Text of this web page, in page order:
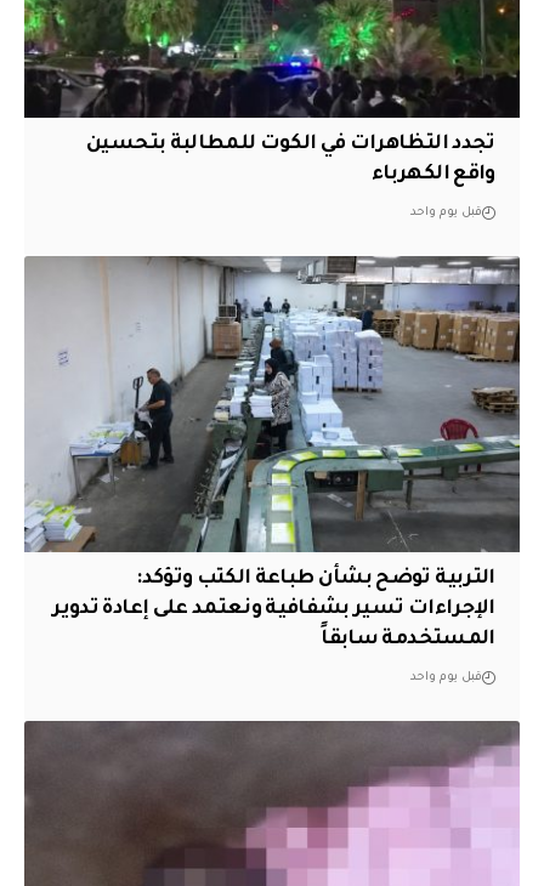
تجدد التظاهرات في الكوت للمطالبة بتحسين
واقع الكهرباء
قبل يوم واحد
التربية توضح بشأن طباعة الكتب وتؤكد:
الإجراءات تسير بشفافية ونعتمد على إعادة تدوير
المستخدمة سابقاً
قبل يوم واحد